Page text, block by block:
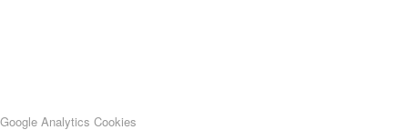
Google Analytics Cookies